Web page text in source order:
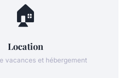
🏠
Location
vacances et hébergement